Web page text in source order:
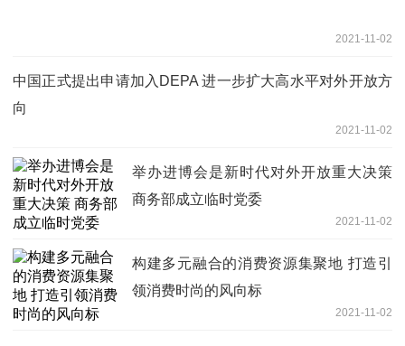
2021-11-02
中国正式提出申请加入DEPA 进一步扩大高水平对外开放方
向
2021-11-02
举办进博会是新时代对外开放重大决策
商务部成立临时党委
2021-11-02
构建多元融合的消费资源集聚地 打造引
领消费时尚的风向标
2021-11-02